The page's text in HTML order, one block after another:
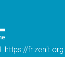
pas avec
https://fr.zenit.org